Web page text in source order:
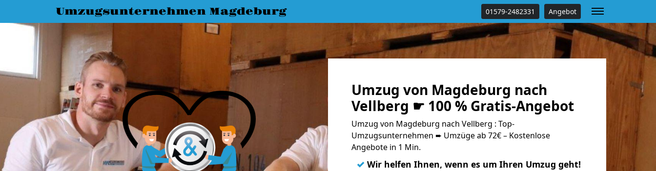
Umzugsunternehmen Magdeburg 01579-2482331 Angebot
Umzug von Magdeburg nach
Vellberg ☛ 100 % Gratis-Angebot
Umzug von Magdeburg nach Vellberg : Top-
Umzugsunternehmen ➨ Umzüge ab 72€ – Kostenlose
Angebote in 1 Min.
✓ Wir helfen Ihnen, wenn es um Ihren Umzug geht!